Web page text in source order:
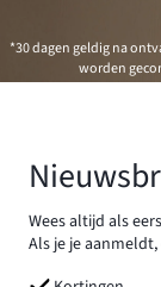
*30 dagen geldig na
worden
Wees altijd als
Als je je